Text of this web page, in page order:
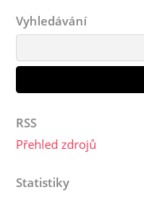
Vyhledávání
RSS
Přehled zdrojů
Statistiky